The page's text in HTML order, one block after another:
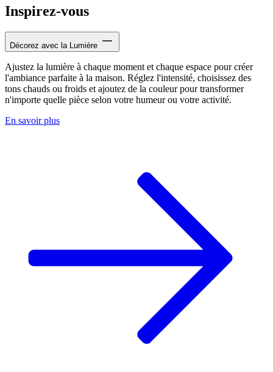
Inspirez-vous
Décorez avec la Lumière
Ajustez la lumière à chaque moment et chaque espace pour créer
l'ambiance parfaite à la maison. Réglez l'intensité, choisissez des
tons chauds ou froids et ajoutez de la couleur pour transformer
n'importe quelle pièce selon votre humeur ou votre activité.
En savoir plus